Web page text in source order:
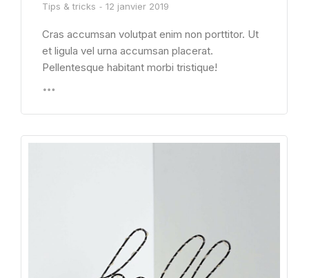
Tips & tricks 12 janvier 2019
Cras accumsan volutpat enim non porttitor. Ut
et ligula vel urna accumsan placerat.
Pellentesque habitant morbi tristique!